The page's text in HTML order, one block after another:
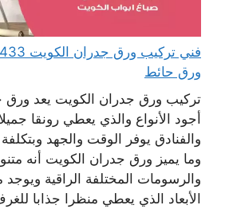
ورق حائط
تركيب ورق جدران الكويت يعد ورق
أجود الأنواع والذي يعطي رونقا
والفنادق يوفر الوقت والجهد
وما يميز ورق جدران الكويت أنه
والرسومات المختلفة الراقية ويوجد
الأبعاد الذي يعطي منظرا جذابا